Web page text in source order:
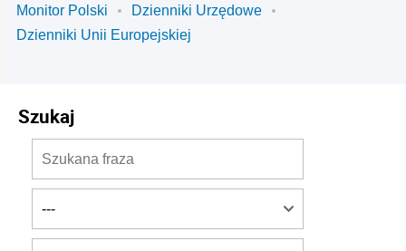
Monitor Polski
Dzienniki Urzędowe
Dzienniki Unii Europejskiej
Szukaj